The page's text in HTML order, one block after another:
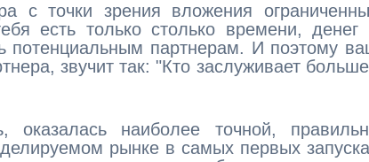
с точки зрения вложения
есть только столько времени, денег
потенциальным партнерам. И поэтому
звучит так: "Кто заслуживает
оказалась наиболее точной,
рынке в самых первых